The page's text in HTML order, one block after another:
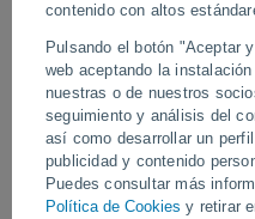
contenido con altos
Pulsando el botón "Aceptar
web aceptando la
nuestras o de nuestros
seguimiento y análisis del
así como desarrollar un
publicidad y contenido
Puedes consultar más
Política de Cookies y retirar
El naufragio de
rusos provoca
ambiental en el
Varios barcos que
combustible resultaron
temporal.